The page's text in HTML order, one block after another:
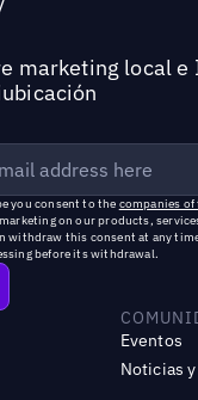
marketing local e
you consent to the companies
on our products,
withdraw this consent at any
before its withdrawal.
Eventos
Noticias